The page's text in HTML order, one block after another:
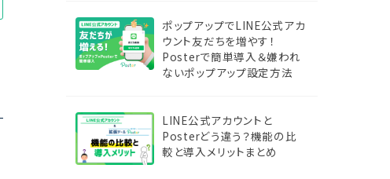
ポップアップでLINE公式アカ
ウント友だちを増やす！
Posterで簡単導入＆嫌われ
ないポップアップ設定方法
LINE公式アカウントと
Posterどう違う？機能の比
較と導入メリットまとめ